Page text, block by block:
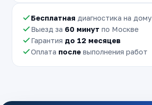
Бесплатная диагностика на дому
Выезд за 60 минут по Москве
Гарантия до 12 месяцев
Оплата после выполнения работ